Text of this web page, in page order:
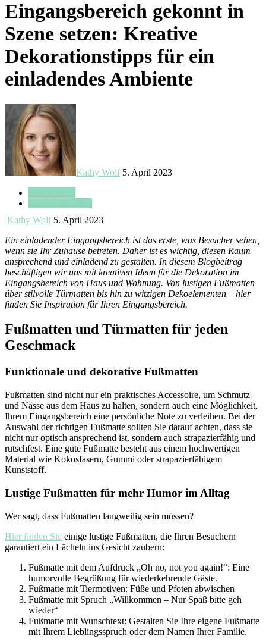
Eingangsbereich gekonnt in
Szene setzen: Kreative
Dekorationstipps für ein
einladendes Ambiente
Kathy Wolf 5. April 2023
Kathy Wolf 5. April 2023
Ein einladender Eingangsbereich ist das erste, was Besucher sehen,
wenn sie Ihr Zuhause betreten. Daher ist es wichtig, diesen Raum
ansprechend und einladend zu gestalten. In diesem Blogbeitrag
beschäftigen wir uns mit kreativen Ideen für die Dekoration im
Eingangsbereich von Haus und Wohnung. Von lustigen Fußmatten
über stilvolle Türmatten bis hin zu witzigen Dekoelementen – hier
finden Sie Inspiration für Ihren Eingangsbereich.
Fußmatten und Türmatten für jeden
Geschmack
Funktionale und dekorative Fußmatten
Fußmatten sind nicht nur ein praktisches Accessoire, um Schmutz
und Nässe aus dem Haus zu halten, sondern auch eine Möglichkeit,
Ihrem Eingangsbereich eine persönliche Note zu verleihen. Bei der
Auswahl der richtigen Fußmatte sollten Sie darauf achten, dass sie
nicht nur optisch ansprechend ist, sondern auch strapazierfähig und
rutschfest. Eine gute Fußmatte besteht aus einem hochwertigen
Material wie Kokosfasern, Gummi oder strapazierfähigem
Kunststoff.
Lustige Fußmatten für mehr Humor im Alltag
Wer sagt, dass Fußmatten langweilig sein müssen?
Hier finden Sie einige lustige Fußmatten, die Ihren Besuchern
garantiert ein Lächeln ins Gesicht zaubern:
Fußmatte mit dem Aufdruck „Oh no, not you again!“: Eine
humorvolle Begrüßung für wiederkehrende Gäste.
Fußmatte mit Tiermotiven: Füße und Pfoten abwischen
Fußmatte mit Spruch „Willkommen – Nur Spaß bitte geh
wieder“
Fußmatte mit Wunschtext: Gestalten Sie Ihre eigene Fußmatte
mit Ihrem Lieblingsspruch oder dem Namen Ihrer Familie.